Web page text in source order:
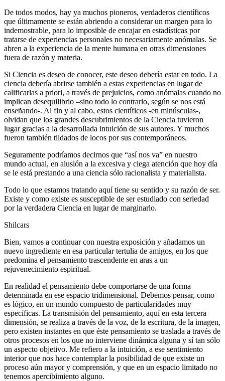
De todos modos, hay ya muchos pioneros, verdaderos científicos
que últimamente se están abriendo a considerar un margen para lo
indemostrable, para lo imposible de encajar en estadísticas por
tratarse de experiencias personales no necesariamente anómalas. Se
abren a la experiencia de la mente humana en otras dimensiones
fuera de razón y materia.
Si Ciencia es deseo de conocer, este deseo debería estar en todo. La
ciencia debería abrirse también a estas experiencias en lugar de
calificarlas a priori, a través de prejuicios, como anómalas cuando no
implican desequilibrio –sino todo lo contrario, según se nos está
enseñando-. Al fin y al cabo, estos científicos -en minúsculas-,
olvidan que los grandes descubrimientos de la Ciencia tuvieron
lugar gracias a la desarrollada intuición de sus autores. Y muchos
fueron también tildados de locos por sus contemporáneos.
Seguramente podríamos decirnos que “así nos va” en nuestro
mundo actual, en alusión a la excesiva y ciega atención que hoy día
se le está prestando a una ciencia sólo racionalista y materialista.
Todo lo que estamos tratando aquí tiene su sentido y su razón de ser.
Existe y como existe es susceptible de ser estudiado con seriedad
por la verdadera Ciencia en lugar de marginarlo.
Shilcars
Bien, vamos a continuar con nuestra exposición y añadamos un
nuevo ingrediente en esa particular tertulia de amigos, en los que
predomina el pensamiento trascendente en aras a un
rejuvenecimiento espiritual.
En realidad el pensamiento debe comportarse de una forma
determinada en ese espacio tridimensional. Debemos pensar, como
es lógico, en un mundo compuesto de particularidades muy
específicas. La transmisión del pensamiento, aquí en esta tercera
dimensión, se realiza a través de la voz, de la escritura, de la imagen,
pero existen instantes en que éste pensamiento se traslada a través de
otros procesos en los que no interviene dinámica alguna y sí tan sólo
un aspecto objetivo. Me refiero a la intuición, a ese sentimiento
interior que nos hace contemplar la posibilidad de que existe un
proceso aún mayor y comprensión, y que en un espacio limitado no
tenemos apercibimiento alguno.